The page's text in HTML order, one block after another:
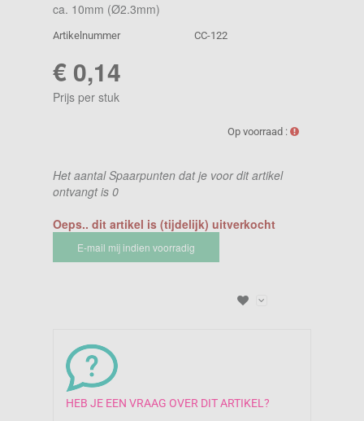
ca. 10mm (Ø2.3mm)
Artikelnummer CC-122
€ 0,14
Prijs per stuk
Op voorraad :
Het aantal Spaarpunten dat je voor dit artikel
ontvangt is 0
Oeps.. dit artikel is (tijdelijk) uitverkocht
E-mail mij indien voorradig
HEB JE EEN VRAAG OVER DIT ARTIKEL?